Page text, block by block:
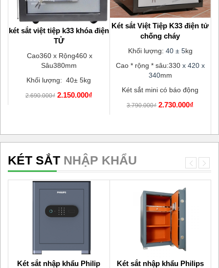
két sắt việt tiệp k33 khóa điện
TỬ
Cao360 x Rộng460 x
Sâu380mm
Khối lượng: 40± 5kg
2.690.000₫ 2.150.000₫
Két sắt Việt Tiệp K33 điện tử
chống cháy
Khối lượng: 40 ± 5kg
Cao * rộng * sâu:330x 420 x
340mm
Két sắt mini có báo động
3.790.000₫ 2.730.000₫
KÉT SẮT NHẬP KHẨU
Két sắt nhập khẩu Philip
Két sắt nhập khẩu Philips